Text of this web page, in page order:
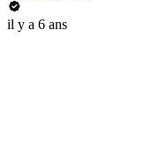
il y a 6 ans